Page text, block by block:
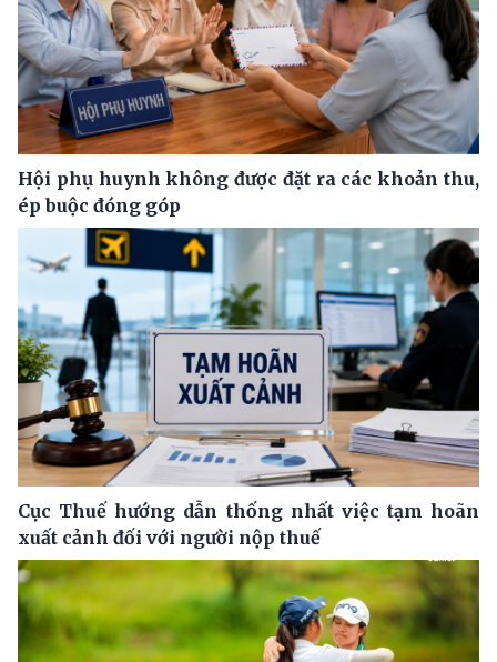
Hội phụ huynh không được đặt ra các khoản thu,
ép buộc đóng góp
Cục Thuế hướng dẫn thống nhất việc tạm hoãn
xuất cảnh đối với người nộp thuế